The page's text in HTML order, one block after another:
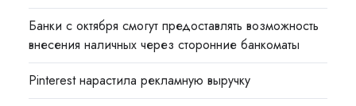
Банки с октября смогут предоставлять возможность
внесения наличных через сторонние банкоматы
Pinterest нарастила рекламную выручку